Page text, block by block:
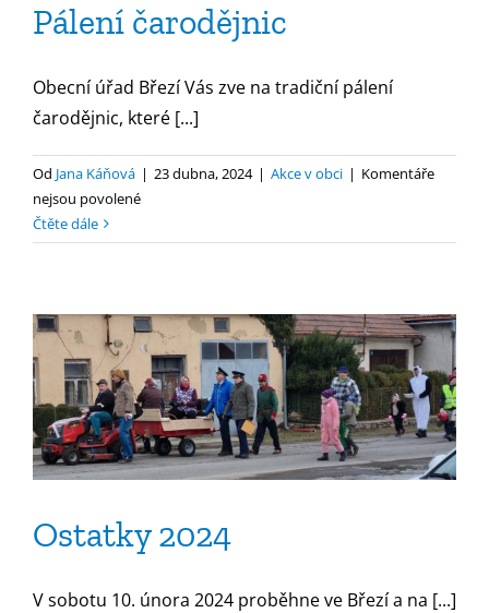
Pálení čarodějnic
Obecní úřad Březí Vás zve na tradiční pálení
čarodějnic, které [...]
Od Jana Káňová | 23 dubna, 2024 | Akce v obci | Komentáře
nejsou povolenéu
s
čarodějnic
Čtěte dále
Ostatky 2024
V sobotu 10. února 2024 proběhne ve Březí a na [...]